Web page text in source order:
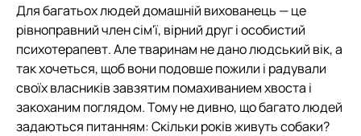
Для багатьох людей домашній вихованець — це
рівноправний член сім'ї, вірний друг і особистий
психотерапевт. Але тваринам не дано людський вік, а
так хочеться, щоб вони подовше пожили і радували
своїх власників завзятим помахиванием хвоста і
закоханим поглядом. Тому не дивно, що багато людей
задаються питанням: Скільки років живуть собаки?